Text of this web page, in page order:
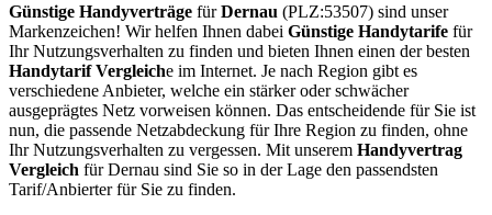
Günstige Handyverträge fürDernau (PLZ:53507) sind unser
Markenzeichen! Wir helfen Ihnen dabei Günstige Handytarife für
Ihr Nutzungsverhalten zu finden und bieten Ihnen einen der besten
Handytarif Vergleiche im Internet. Je nach Region gibt es
verschiedene Anbieter, welche ein stärker oder schwächer
ausgeprägtes Netz vorweisen können. Das entscheidende für Sie ist
nun, die passende Netzabdeckung für Ihre Region zu finden, ohne
Ihr Nutzungsverhalten zu vergessen. Mit unserem Handyvertrag
Vergleich für Dernau sind Sie so in der Lage den passendsten
Tarif/Anbierter für Sie zu finden.